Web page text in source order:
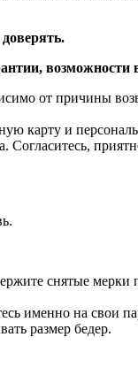
возможности
от причины
карту и
Согласитесь,
снятые
именно на свои
размер бедер.